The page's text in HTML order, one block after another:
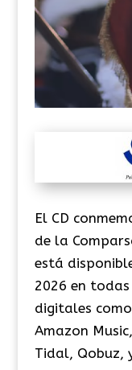
El CD
de la
está
2026 en
digitales
Amazon
Tidal, Qobuz,